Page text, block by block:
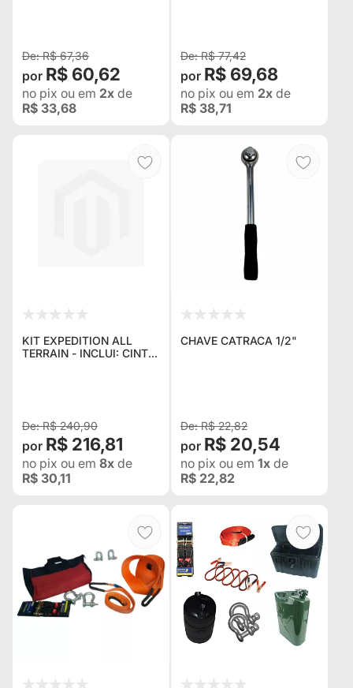
R$ 67,36
R$ 60,62
no pix ou em 2x de
R$ 33,68
R$ 77,42
R$ 69,68
no pix ou em 2x de
R$ 38,71
KIT EXPEDITION ALL
TERRAIN - INCLUI: CINTA
R$ 240,90
R$ 216,81
no pix ou em 8x de
R$ 30,11
CHAVE CATRACA 1/2"
R$ 22,82
R$ 20,54
no pix ou em 1x de
R$ 22,82